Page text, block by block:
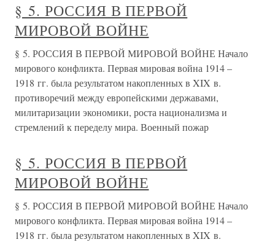
§ 5. РОССИЯ В ПЕРВОЙ
МИРОВОЙ ВОЙНЕ
§ 5. РОССИЯ В ПЕРВОЙ МИРОВОЙ ВОЙНЕ Начало
мирового конфликта. Первая мировая война 1914 –
1918 гг. была результатом накопленных в XIX в.
противоречий между европейскими державами,
милитаризации экономики, роста национализма и
стремлений к переделу мира. Военный пожар
§ 5. РОССИЯ В ПЕРВОЙ
МИРОВОЙ ВОЙНЕ
§ 5. РОССИЯ В ПЕРВОЙ МИРОВОЙ ВОЙНЕ Начало
мирового конфликта. Первая мировая война 1914 –
1918 гг. была результатом накопленных в XIX в.